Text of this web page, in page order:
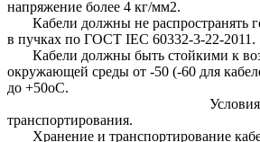
напряжение более 4 кг/мм2.
Кабели должны не распространять
в пучках по ГОСТ IEC 60332-3-22-2011.
Кабели должны быть стойкими к
окружающей среды от -50 (-60 для
до +50оС.
Условия
транспортирования.
Хранение и транспортирование